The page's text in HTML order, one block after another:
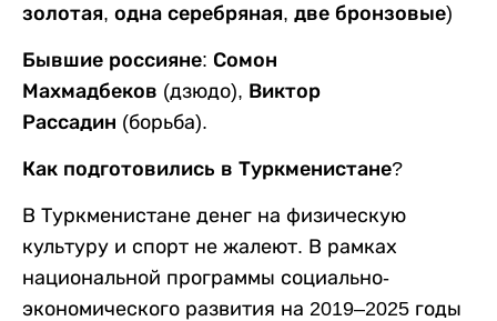
золотая, одна серебряная, две бронзовые)
Бывшие россияне: Сомон
Махмадбеков (дзюдо), Виктор
Рассадин (борьба).
Как подготовились в Туркменистане?
В Туркменистане денег на физическую
культуру и спорт не жалеют. В рамках
национальной программы социально-
экономического развития на 2019–2025 годы